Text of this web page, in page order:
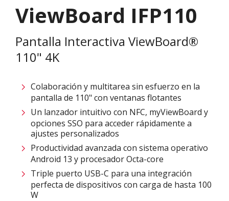
ViewBoard IFP110
Pantalla Interactiva ViewBoard®
110" 4K
Colaboración y multitarea sin esfuerzo en la
pantalla de 110" con ventanas flotantes​
Un lanzador intuitivo con NFC, myViewBoard y
opciones SSO para acceder rápidamente a
ajustes personalizados
Productividad avanzada con sistema operativo
Android 13 y procesador Octa-core
Triple puerto USB-C para una integración
perfecta de dispositivos con carga de hasta 100
W